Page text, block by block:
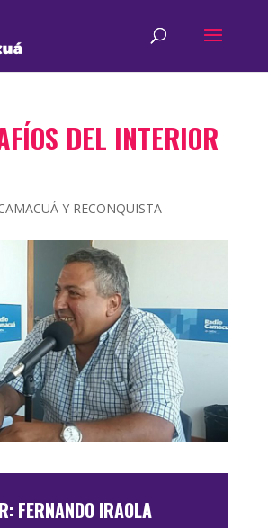
DEL INTERIOR
Y RECONQUISTA
FERNANDO IRAOLA